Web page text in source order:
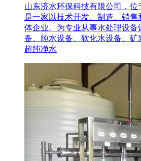
山东济水环保科技有限公司，位
是一家以技术开发、制造、销
体企业。为专业从事水处理设备
备、纯水设备、软化水设备、
超纯净水